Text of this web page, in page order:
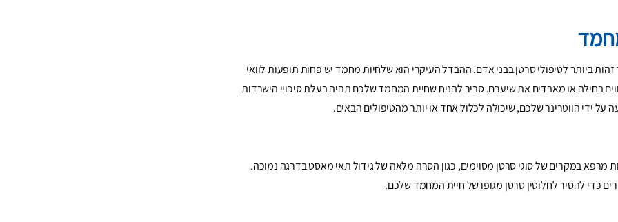
ביותר לטיפולי סרטן בבני אדם. ההבדל העיקרי הוא שלחיות מחמד יש פחות תופעות לוואי
בחילה או מאבדים את שיערם. סביר להניח שחיית המחמד שלכם תהיה בעלת סיכויי הישרדות
על ידי הווטרינר שלכם, שיכולה לכלול אחד או יותר מהטיפולים הבאים.
מרפא במקרים של סוגי סרטן מסוימים, כגון הסרה מלאה של גידול תאי מאסט בדרגה נמוכה.
כדי להסיר לחלוטין סרטן מגופו של חיית המחמד שלכם.